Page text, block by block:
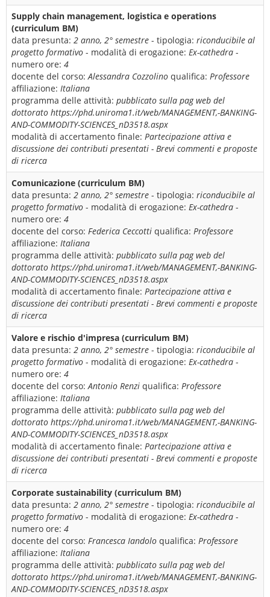
Supply chain management, logistica e operations
(curriculum BM)
data presunta: 2 anno, 2° semestre - tipologia: riconducibile al
progetto formativo - modalità di erogazione: Ex-cathedra -
numero ore: 4
docente del corso:Alessandra Cozzolino qualifica: Professore
affiliazione: Italiana
programma delle attività: pubblicato sulla pag web del
dottorato https://phd.uniroma1.it/web/MANAGEMENT,-BANKING-
AND-COMMODITY-SCIENCES_nD3518.aspx
modalità di accertamento finale: Partecipazione attiva e
discussione dei contributi presentati - Brevi commenti e proposte
di ricerca
Comunicazione (curriculum BM)
data presunta: 2 anno, 2° semestre - tipologia: riconducibile al
progetto formativo - modalità di erogazione: Ex-cathedra -
numero ore: 4
docente del corso: Federica Ceccotti qualifica: Professore
affiliazione: Italiana
programma delle attività: pubblicato sulla pag web del
dottorato https://phd.uniroma1.it/web/MANAGEMENT,-BANKING-
AND-COMMODITY-SCIENCES_nD3518.aspx
modalità di accertamento finale: Partecipazione attiva e
discussione dei contributi presentati - Brevi commenti e proposte
di ricerca
Valore e rischio d'impresa (curriculum BM)
data presunta: 2 anno, 2° semestre - tipologia: riconducibile al
progetto formativo - modalità di erogazione: Ex-cathedra -
numero ore: 4
docente del corso:Antonio Renzi qualifica: Professore
affiliazione: Italiana
programma delle attività: pubblicato sulla pag web del
dottorato https://phd.uniroma1.it/web/MANAGEMENT,-BANKING-
AND-COMMODITY-SCIENCES_nD3518.aspx
modalità di accertamento finale: Partecipazione attiva e
discussione dei contributi presentati - Brevi commenti e proposte
di ricerca
Corporate sustainability (curriculum BM)
data presunta: 2 anno, 2° semestre - tipologia: riconducibile al
progetto formativo - modalità di erogazione: Ex-cathedra -
numero ore: 4
docente del corso: Francesca Iandolo qualifica: Professore
affiliazione: Italiana
programma delle attività: pubblicato sulla pag web del
dottorato https://phd.uniroma1.it/web/MANAGEMENT,-BANKING-
AND-COMMODITY-SCIENCES_nD3518.aspx